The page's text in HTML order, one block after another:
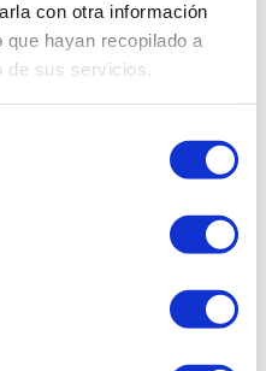
con otra información
hayan recopilado a
de sus servicios.